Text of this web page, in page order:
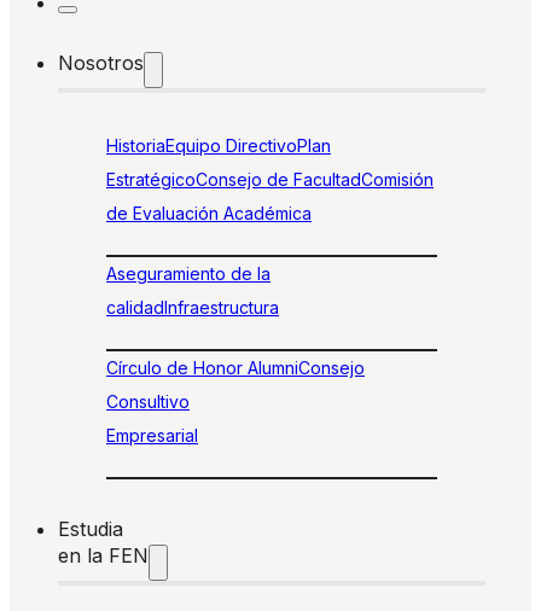
Nosotros
HistoriaEquipo DirectivoPlan
EstratégicoConsejo de FacultadComisión
de Evaluación Académica
Aseguramiento de la
calidadInfraestructura
Círculo de Honor AlumniConsejo
Consultivo
Empresarial
Estudia
en la FEN